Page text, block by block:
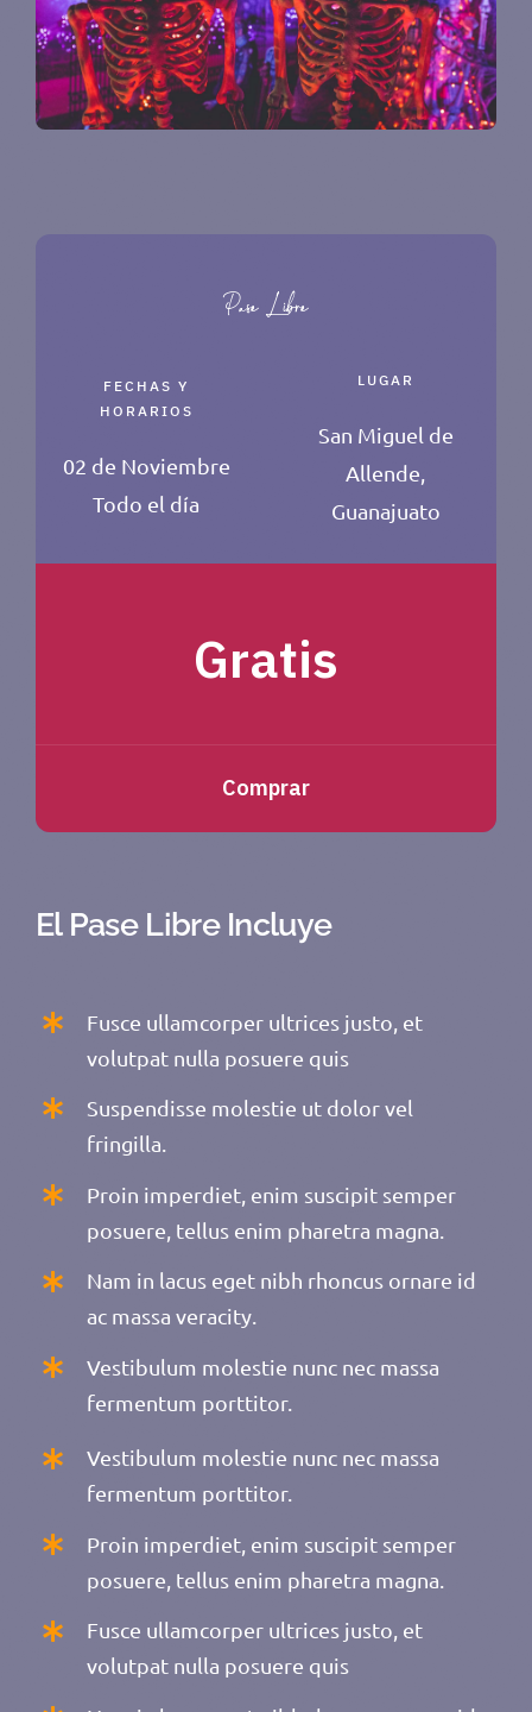
FECHAS Y
HORARIOS
02 de Noviembre
Todo el día
LUGAR
San Miguel de
Allende,
Guanajuato
Gratis
Comprar
El Pase Libre Incluye
Fusce ullamcorper ultrices justo, et
volutpat nulla posuere quis
Suspendisse molestie ut dolor vel
fringilla.
Proin imperdiet, enim suscipit semper
posuere, tellus enim pharetra magna.
Nam in lacus eget nibh rhoncus ornare id
ac massa veracity.
Vestibulum molestie nunc nec massa
fermentum porttitor.
Vestibulum molestie nunc nec massa
fermentum porttitor.
Proin imperdiet, enim suscipit semper
posuere, tellus enim pharetra magna.
Fusce ullamcorper ultrices justo, et
volutpat nulla posuere quis